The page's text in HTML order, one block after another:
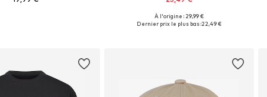
Tailles disponibles: S, M, L
À l'origine : 29,99 €
Dernier prix le plus bas :22,49 €